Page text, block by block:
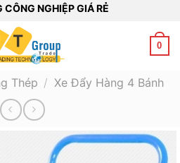
CÔNG NGHIỆP GIÁ RẺ
0
Thép / Xe Đẩy Hàng 4 Bánh